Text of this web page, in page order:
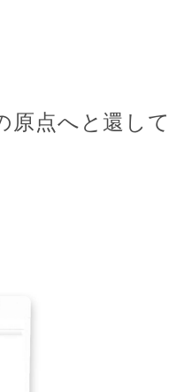
原点へと還して